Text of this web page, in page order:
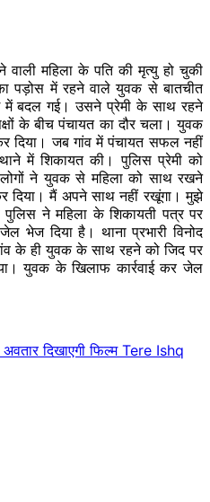
महिला के पति की मृत्यु हो चुकी
पड़ोस में रहने वाले युवक से बातचीत
में बदल गई। उसने प्रेमी के साथ रहने
के बीच पंचायत का दौर चला। युवक
दिया। जब गांव में पंचायत सफल नहीं
में शिकायत की। पुलिस प्रेमी को
ने युवक से महिला को साथ रखने
दिया। मैं अपने साथ नहीं रखूंगा। मुझे
ने महिला के शिकायती पत्र पर
भेज दिया है। थाना प्रभारी विनोद
के ही युवक के साथ रहने को जिद पर
युवक के खिलाफ कार्रवाई कर जेल
दिखाएगी फिल्म Tere Ishq